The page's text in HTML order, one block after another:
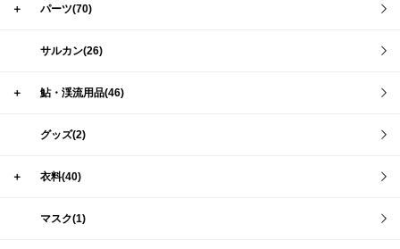
＋ パーツ(70)
サルカン(26)
＋ 鮎・渓流用品(46)
グッズ(2)
＋ 衣料(40)
マスク(1)